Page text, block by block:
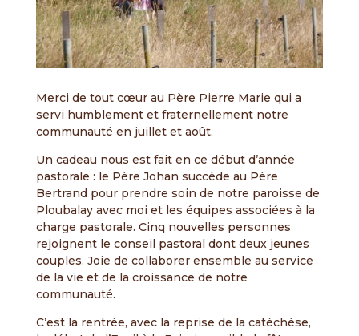
Merci de tout cœur au Père Pierre Marie qui a
servi humblement et fraternellement notre
communauté en juillet et août.
Un cadeau nous est fait en ce début d’année
pastorale : le Père Johan succède au Père
Bertrand pour prendre soin de notre paroisse de
Ploubalay avec moi et les équipes associées à la
charge pastorale. Cinq nouvelles personnes
rejoignent le conseil pastoral dont deux jeunes
couples. Joie de collaborer ensemble au service
de la vie et de la croissance de notre
communauté.
C’est la rentrée, avec la reprise de la catéchèse,